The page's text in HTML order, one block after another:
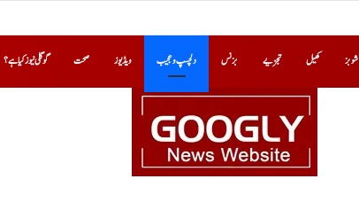
شوبز کھیل تجزیے بزنس دلچسپ و عجیب ویڈیوز صحت گوگلی نیوز کیا ہے؟